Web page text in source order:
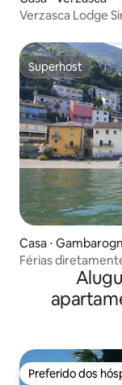
Verzasca Lodge
Superhost
Superhost
Casa ⋅
Férias
Preferido dos
Preferido dos